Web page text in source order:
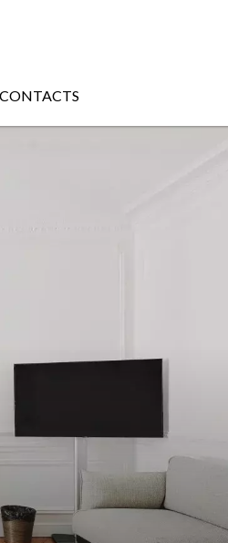
CONTACTS